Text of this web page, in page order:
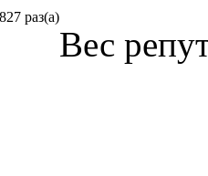
раз(а)
Вес